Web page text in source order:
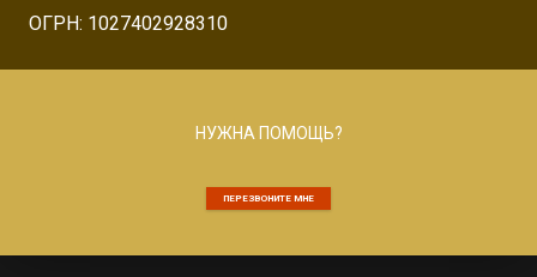
ОГРН: 1027402928310
НУЖНА ПОМОЩЬ?
ПЕРЕЗВОНИТЕ МНЕ